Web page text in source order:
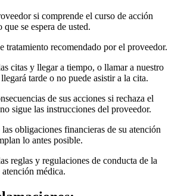
si comprende el curso de acción
se espera de usted.
tratamiento recomendado por el proveedor.
citas y llegar a tiempo, o llamar a nuestro
tarde o no puede asistir a la cita.
de sus acciones si rechaza el
sigue las instrucciones del proveedor.
obligaciones financieras de su atención
lo antes posible.
reglas y regulaciones de conducta de la
médica.